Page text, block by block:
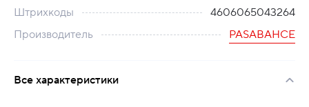
Штрихкоды
4606065043264
Производитель
PASABAHCE
Все характеристики